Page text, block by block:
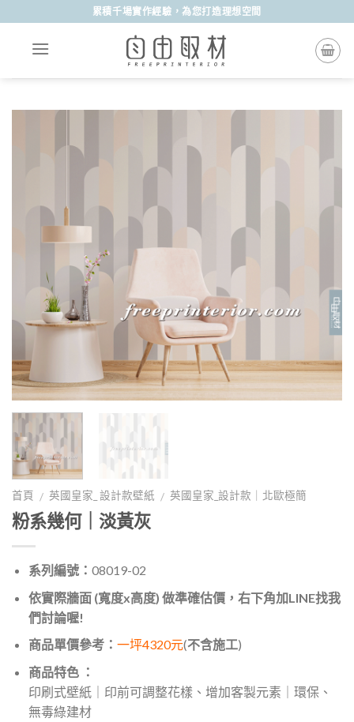
content
累積千場實作經驗，為您打造理想空間
首頁 / 英國皇家_ 設計款壁紙 / 英國皇家_設計款｜北歐極簡
粉系幾何｜淡黃灰
系列編號： 08019-02
依實際牆面 (寬度x高度) 做準確估價，右下角加LINE找我
們討論喔!
商品單價參考： 一坪4320元(不含施工)
商品特色 ：
印刷式壁紙｜印前可調整花樣、增加客製元素｜環保、
無毒綠建材